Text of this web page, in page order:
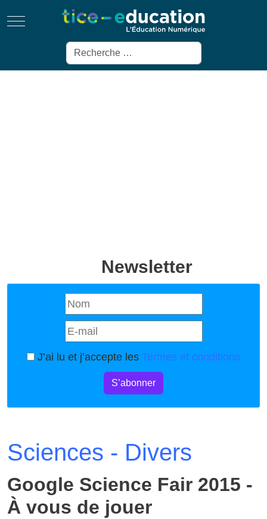
Mobile Menu Toggle
Rechercher
Newsletter
J’ai lu et j’accepte les Termes et conditions
S’abonner
Sciences - Divers
Google Science Fair 2015 -
À vous de jouer